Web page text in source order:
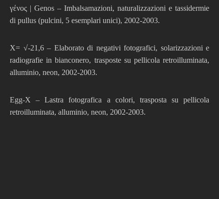
γένος | Genos – Imbalsamazioni, naturalizzazioni e tassidermie
di pullus (pulcini, 5 esemplari unici), 2002-2003.
X= √-21,6 – Elaborato di negativi fotografici, solarizzazioni e
radiografie in bianconero, trasposte su pellicola retroilluminata,
alluminio, neon, 2002-2003.
Egg-X – Lastra fotografica a colori, trasposta su pellicola
retroilluminata, alluminio, neon, 2002-2003.